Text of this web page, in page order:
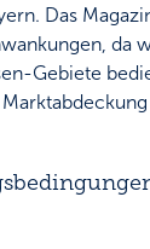
Das
da
Gebiete